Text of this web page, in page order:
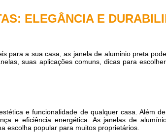
ELEGÂNCIA E
para a sua casa, as janela de aluminio preta
suas aplicações comuns, dicas para
e funcionalidade de qualquer casa. Além
e eficiência energética. As janelas de
escolha popular para muitos proprietários.